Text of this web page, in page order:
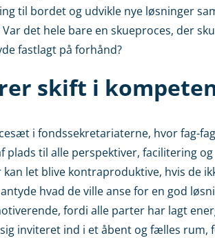
til bordet og udvikle nye løsninger
det hele bare en skueproces, der
fastlagt på forhånd?
skift i
i fondssekretariaterne, hvor fag-
plads til alle perspektiver, facilitering og
let blive kontraproduktive, hvis de
hvad de ville anse for en god
fordi alle parter har lagt
inviteret ind i et åbent og fælles rum,